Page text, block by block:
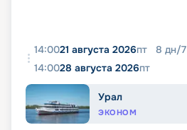
14:0021 августа 2026пт 8 дн/7
14:0028 августа 2026пт
Урал
ЭКОНОМ